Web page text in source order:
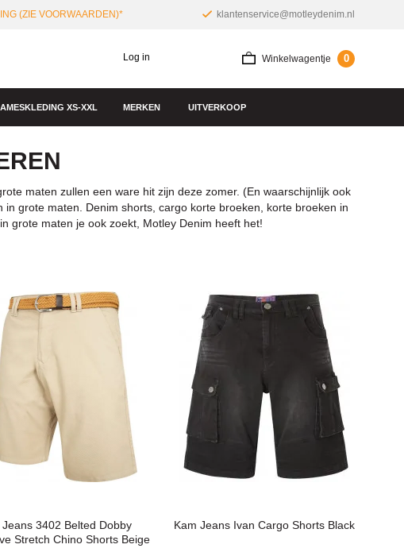
(ZIE VOORWAARDEN)* klantenservice@motleydenim.nl
Winkelwagentje 0
Log in
XS-XXL MERKEN UITVERKOOP
maten zullen een ware hit zijn deze zomer. (En waarschijnlijk ook
grote maten. Denim shorts, cargo korte broeken, korte broeken in
grote maten je ook zoekt, Motley Denim heeft het!
Jeans 3402 Belted Dobby
Stretch Chino Shorts Beige
Kam Jeans Ivan Cargo Shorts Black